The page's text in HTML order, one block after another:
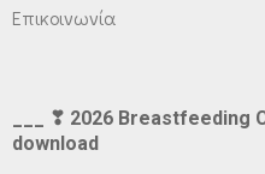
Επικοινωνία
___ ❣ 2026 Breastfeeding
download